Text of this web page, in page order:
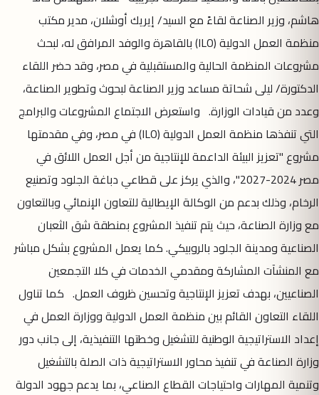
هاشم، وزير الصناعة لقاءً مع السيد/ إيريك أوشلان، مدير مكتب
منظمة العمل الدولية (ILO) بالقاهرة والوفد المرافق له، لبحث
مشروعات المنظمة الحالية والمستقبلية في مصر، وقد حضر اللقاء
الدكتورة/ ليلى شحاتة مساعد وزير الصناعة لبحوث وتطوير الصناعة،
وعدد من قيادات الوزارة. واستعرض الاجتماع المشروعات والبرامج
التي تنفذها منظمة العمل الدولية (ILO) في مصر، وفي مقدمتها
مشروع "تعزيز البيئة الداعمة للإنتاجية من أجل العمل اللائق في
مصر 2024-2027"، والذي يركز على قطاعي دباغة الجلود وتصنيع
الرخام، وذلك بدعم من الوكالة الإيطالية للتعاون الإنمائي وبالتعاون
مع وزارة الصناعة، حيث يتم تنفيذ المشروع بمنطقة شق الثعبان
الصناعية ومدينة الجلود بالروبيكي. كما يعمل المشروع بشكل مباشر
مع المنشآت المشاركة ومقدمي الخدمات في كلا التجمعين
الصناعيين، بهدف تعزيز الإنتاجية وتحسين ظروف العمل. كما تناول
اللقاء التعاون القائم بين منظمة العمل الدولية ووزارة العمل في
إعداد الاستراتيجية الوطنية للتشغيل وخطتها التنفيذية، إلى جانب دور
وزارة الصناعة في تنفيذ محاور الاستراتيجية ذات الصلة بالتشغيل
وتنمية المهارات واحتياجات القطاع الصناعي، بما يدعم جهود الدولة